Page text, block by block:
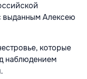
выданным Алексею
которые
наблюдением